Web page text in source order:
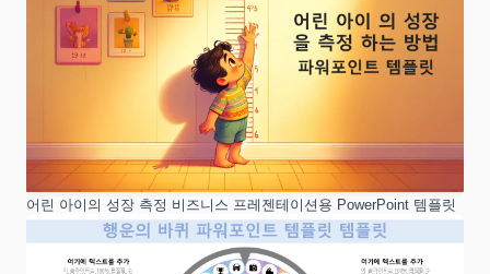
어린 아이의 성장 측정 비즈니스 프레젠테이션용 PowerPoint 템플릿